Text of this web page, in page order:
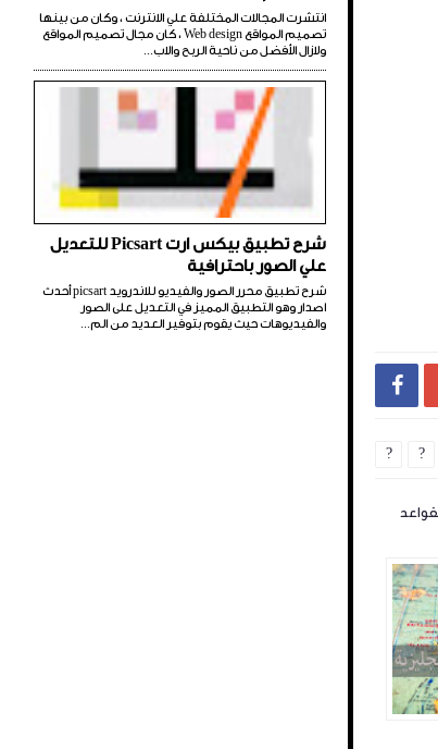

? ?
انتشرت المجالات المختلفة علي الانترنت ، وكان من بينها
تصميم المواقع Web design ، كان مجال تصميم المواقع
ولازال الأفضل من ناحية الربح والاب...
شرح تطبيق بيكس ارت Picsart للتعديل
علي الصور باحترافية
شرح تطبيق محرر الصور والفيديو للاندرويد picsart أحدث
اصدار وهو التطبيق المميز في التعديل على الصور
والفيديوهات حيث يقوم بتوفير العديد من الم...